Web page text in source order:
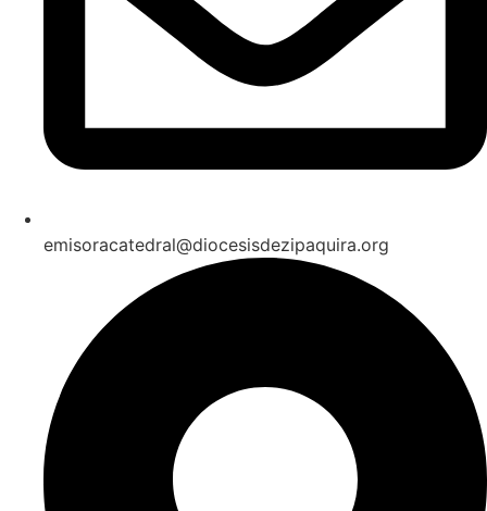
emisoracatedral@diocesisdezipaquira.org